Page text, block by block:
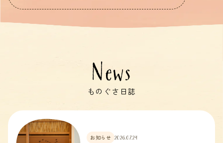
News
ものぐさ日誌
お知らせ 2026.07.24